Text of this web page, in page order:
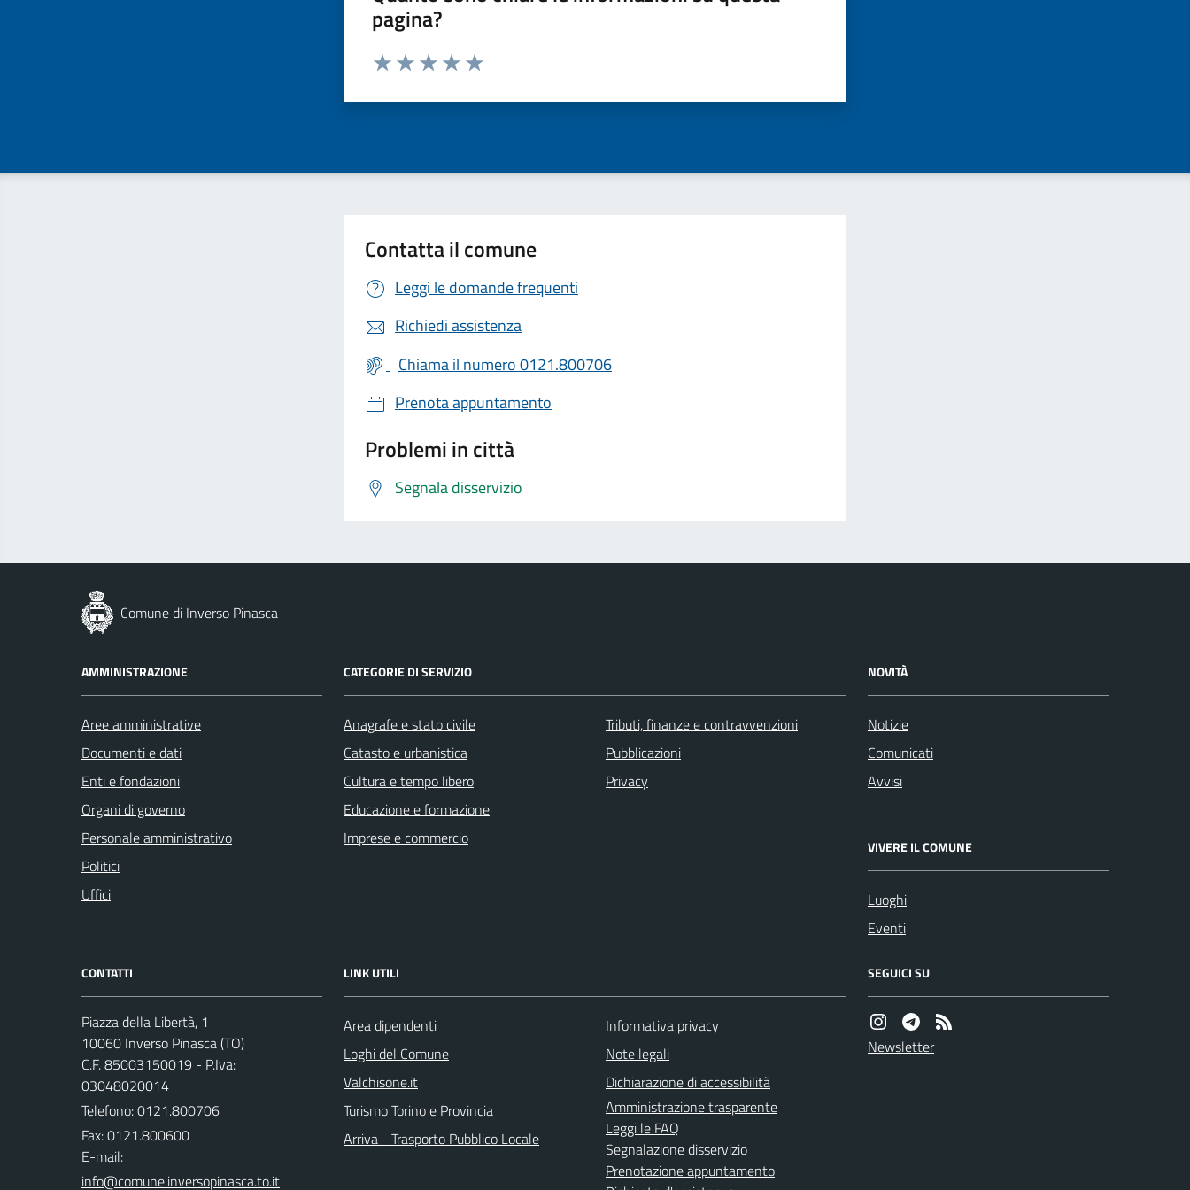
pagina?
Valuta da 1 a 5 stelle la pagina
Contatta il comune
Leggi le domande frequenti
Richiedi assistenza
Chiama il numero 0121.800706
Prenota appuntamento
Problemi in città
Segnala disservizio
Comune di Inverso Pinasca
AMMINISTRAZIONE
Aree amministrative
Documenti e dati
Enti e fondazioni
Organi di governo
Personale amministrativo
Politici
Uffici
CATEGORIE DI SERVIZIO
Anagrafe e stato civile
Catasto e urbanistica
Cultura e tempo libero
Educazione e formazione
Imprese e commercio
Tributi, finanze e contravvenzioni
Pubblicazioni
Privacy
NOVITÀ
Notizie
Comunicati
Avvisi
VIVERE IL COMUNE
Luoghi
Eventi
CONTATTI
Piazza della Libertà, 1
10060 Inverso Pinasca (TO)
C.F. 85003150019 - P.Iva:
03048020014
Telefono:0121.800706
Fax: 0121.800600
E-mail:
LINK UTILI
Area dipendenti
Loghi del Comune
Valchisone.it
Turismo Torino e Provincia
Arriva - Trasporto Pubblico Locale
Informativa privacy
Note legali
Dichiarazione di accessibilità
Amministrazione trasparente
Leggi le FAQ
Segnalazione disservizio
Prenotazione appuntamento
SEGUICI SU
Newsletter